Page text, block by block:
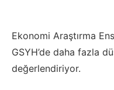
Ekonomi Araştırma
GSYH’de daha fazla
değerlendiriyor.